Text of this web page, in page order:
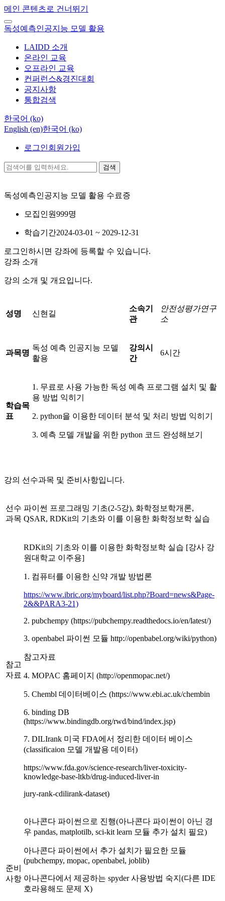
메인 콘텐츠로 건너뛰기
독성예측인공지능 모델 활용
LAIDD 소개
온라인 교육
오프라인 교육
컨퍼런스&경진대회
공지사항
통합검색
한국어 ‎(ko)‎
English ‎(en)‎한국어 ‎(ko)‎
로그인회원가입
검색
독성예측인공지능 모델 활용 수료증
모집인원999명
학습기간2024-03-01 ~ 2029-12-31
로그인하시면 강좌에 등록할 수 있습니다.
강좌 소개
강의 소개 및 개요입니다.
성명 신현길
소속기
관
안전성평가연구
소
과목명
독성 예측 인공지능 모델
활용
강의시
간
6시간
학습목
표
1. 무료로 사용 가능한 독성 예측 프로그램 설치 및 활
용 방법 익히기
2. python을 이용한 데이터 분석 및 처리 방법 익히기
3. 예측 모델 개발을 위한 python 코드 완성해보기
강의 선수과목 및 준비사항입니다.
선수
과목
파이썬 프로그래밍 기초(2-5강), 화학정보학개론,
QSAR, RDKit의 기초와 이를 이용한 화학정보학 실습
참고
자료
RDKit의 기초와 이를 이용한 화학정보학 실습 [강사 강
원대학교 이주용]
1. 컴퓨터를 이용한 신약 개발 방법론
https://www.ibric.org/myboard/list.php?Board=news&Page-
2&&PARA3-21)
2. pubchempy (https://pubchempy.readthedocs.io/en/latest/)
3. openbabel 파이썬 모듈 http://openbabel.org/wiki/python)
참고자료
4. MOPAC 홈페이지 (http://openmopac.net/)
5. Chembl 데이터베이스 (https://www.ebi.ac.uk/chembin
6. binding DB
(https://www.bindingdb.org/rwd/bind/index.jsp)
7. DILIrank 미국 FDA에서 정리한 데이터 베이스
(classificaion 모델 개발용 데이터)
https://www.fda.gov/science-research/liver-toxicity-
knowledge-base-ltkb/drug-induced-liver-in
jury-rank-cdilirank-dataset)
준비
사항
아나콘다 파이썬으로 진행(아나콘다 파이썬이 아닌 경
우 pandas, matplotilb, sci-kit learn 모듈 추가 설치 필요)
아나콘다 파이썬에서 추가 설치가 필요한 모듈
(pubchempy, mopac, openbabel, joblib)
아나콘다에서 제공하는 spyder 사용방법 숙지(다른 IDE
호라용해도 문제 X)